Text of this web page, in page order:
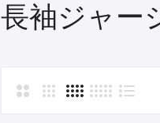
長袖ジャー